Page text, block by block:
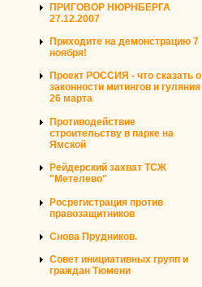
ПРИГОВОР НЮРНБЕРГА
27.12.2007
Приходите на демонстрацию 7
ноября!
Проект РОССИЯ - что сказать о
законности митингов и гуляния
26 марта
Противодействие
строительству в парке на
Ямской
Рейдерский захват ТСЖ
"Метелево"
Росрегистрация против
правозащитников
Снова Прудников.
Совет инициативных групп и
граждан Тюмени